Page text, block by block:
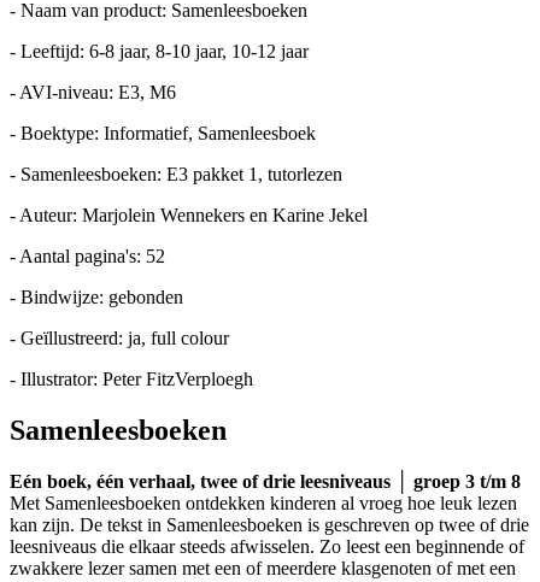
- Naam van product: Samenleesboeken
- Leeftijd: 6-8 jaar, 8-10 jaar, 10-12 jaar
- AVI-niveau: E3, M6
- Boektype: Informatief, Samenleesboek
- Samenleesboeken: E3 pakket 1, tutorlezen
- Auteur: Marjolein Wennekers en Karine Jekel
- Aantal pagina's: 52
- Bindwijze: gebonden
- Geïllustreerd: ja, full colour
- Illustrator: Peter FitzVerploegh
Samenleesboeken
Eén boek, één verhaal, twee of drie leesniveaus │ groep 3 t/m 8
Met Samenleesboeken ontdekken kinderen al vroeg hoe leuk lezen
kan zijn. De tekst in Samenleesboeken is geschreven op twee of drie
leesniveaus die elkaar steeds afwisselen. Zo leest een beginnende of
zwakkere lezer samen met een of meerdere klasgenoten of met een